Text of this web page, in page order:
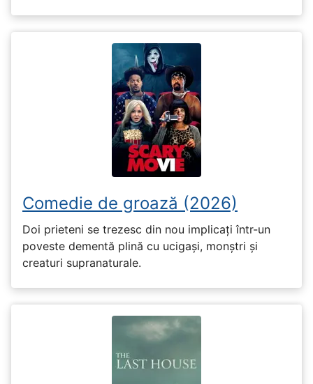
Comedie de groază (2026)
Doi prieteni se trezesc din nou implicați într-un
poveste dementă plină cu ucigași, monștri și
creaturi supranaturale.